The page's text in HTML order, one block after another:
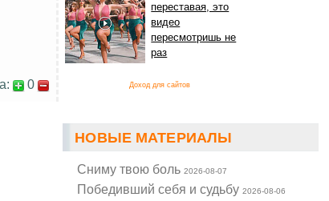
переставая, это
видео
пересмотришь не
раз
Доход для сайтов
НОВЫЕ МАТЕРИАЛЫ
Cниму твою боль2026-08-07
Победивший себя и судьбу2026-08-06
0